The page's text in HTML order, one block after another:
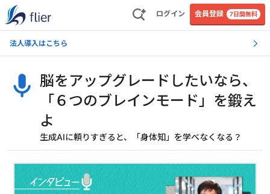
ログイン 会員登録 7日間無料
法人導入はこちら
脳をアップグレードしたいなら、
「６つのブレインモード」を鍛え
よ
生成AIに頼りすぎると、「身体知」を学べなくなる？